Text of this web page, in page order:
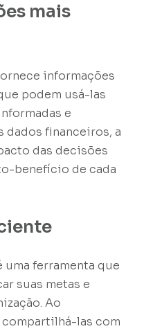
mais
informações
podem usá-las
e
dados financeiros, a
das decisões
benefício de cada
ferramenta que
suas metas e
Ao
las com